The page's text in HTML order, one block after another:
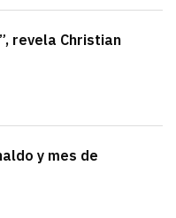
revela Christian
y mes de